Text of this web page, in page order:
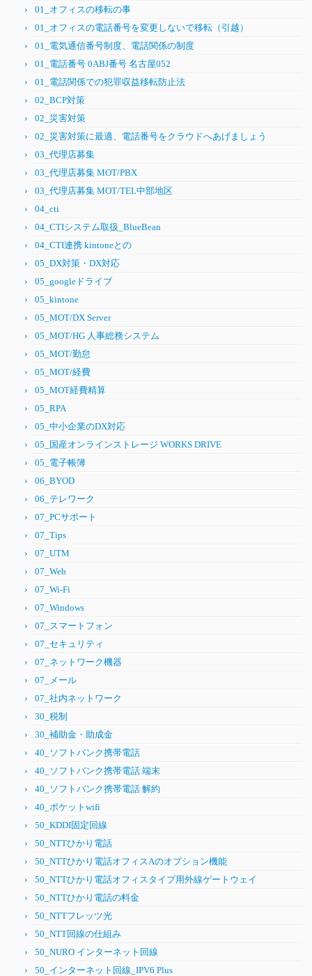
01_オフィスの移転の事
01_オフィスの電話番号を変更しないで移転（引越）
01_電気通信番号制度、電話関係の制度
01_電話番号 0ABJ番号 名古屋052
01_電話関係での犯罪収益移転防止法
02_BCP対策
02_災害対策
02_災害対策に最適、電話番号をクラウドへあげましょう
03_代理店募集
03_代理店募集 MOT/PBX
03_代理店募集 MOT/TEL中部地区
04_cti
04_CTIシステム取扱_BlueBean
04_CTI連携 kintoneとの
05_DX対策・DX対応
05_googleドライブ
05_kintone
05_MOT/DX Server
05_MOT/HG 人事総務システム
05_MOT/勤怠
05_MOT/経費
05_MOT経費精算
05_RPA
05_中小企業のDX対応
05_国産オンラインストレージ WORKS DRIVE
05_電子帳簿
06_BYOD
06_テレワーク
07_PCサポート
07_Tips
07_UTM
07_Web
07_Wi-Fi
07_Windows
07_スマートフォン
07_セキュリティ
07_ネットワーク機器
07_メール
07_社内ネットワーク
30_税制
30_補助金・助成金
40_ソフトバンク携帯電話
40_ソフトバンク携帯電話 端末
40_ソフトバンク携帯電話 解約
40_ポケットwifi
50_KDDI固定回線
50_NTTひかり電話
50_NTTひかり電話オフィスAのオプション機能
50_NTTひかり電話オフィスタイプ用外線ゲートウェイ
50_NTTひかり電話の料金
50_NTTフレッツ光
50_NTT回線の仕組み
50_NURO インターネット回線
50_インターネット回線_IPV6 Plus